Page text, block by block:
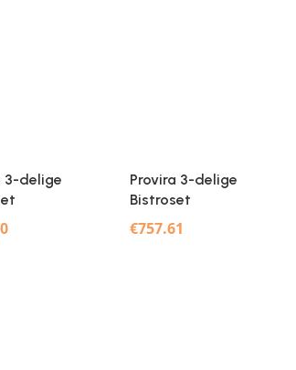
3-delige
wit
Provira 3-delige
Bistroset
gietaluminium wit
€757.61